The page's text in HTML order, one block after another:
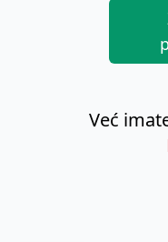
Već